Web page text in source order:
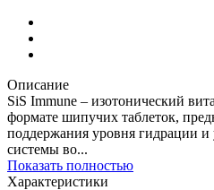
Описание
SiS Immune – изотонический
формате шипучих таблеток,
поддержания уровня гидрации
системы во...
Показать полностью
Характеристики